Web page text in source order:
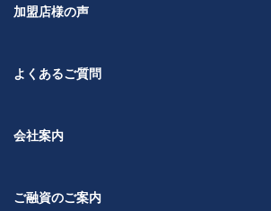
加盟店様の声
よくあるご質問
会社案内
ご融資のご案内